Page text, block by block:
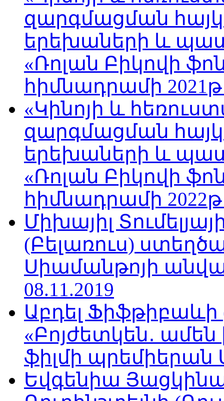
զարգմացման
երեխաների և
«Ռոլան Բիկովի
հիմնադրամի
«Կինոյի և
զարգմացման
երեխաների և
«Ռոլան Բիկովի
հիմնադրամի
Միխայիլ
(Բելառուս)
Սիամանթոյի
08.11.2019
Աբդել
«Բոյժետկեն․
ֆիլմի պրեմիերան
Եվգենիա